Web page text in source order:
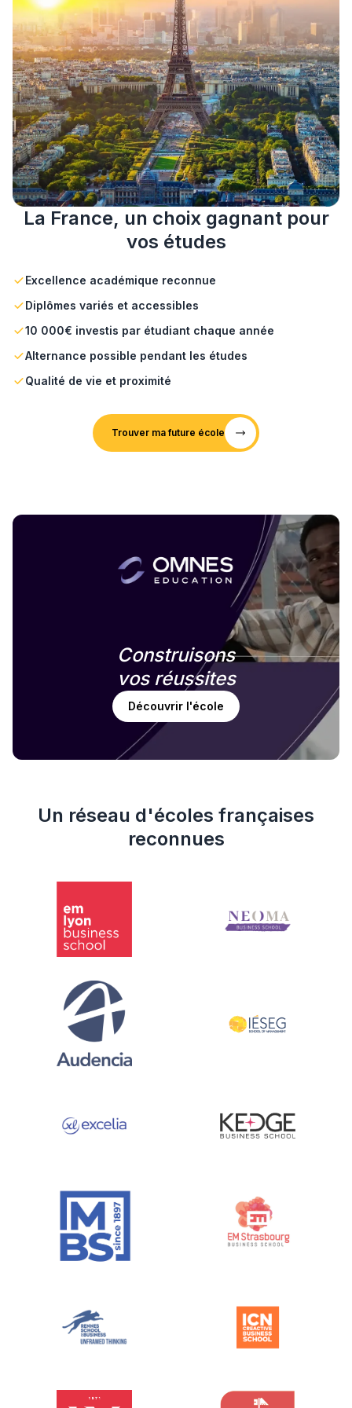
La France, un choix gagnant pour
vos études
Excellence académique reconnue
Diplômes variés et accessibles
10 000€ investis par étudiant chaque année
Alternance possible pendant les études
Qualité de vie et proximité
Trouver ma future école
Construisons
vos réussites
Découvrir l'école
Un réseau d'écoles françaises
reconnues